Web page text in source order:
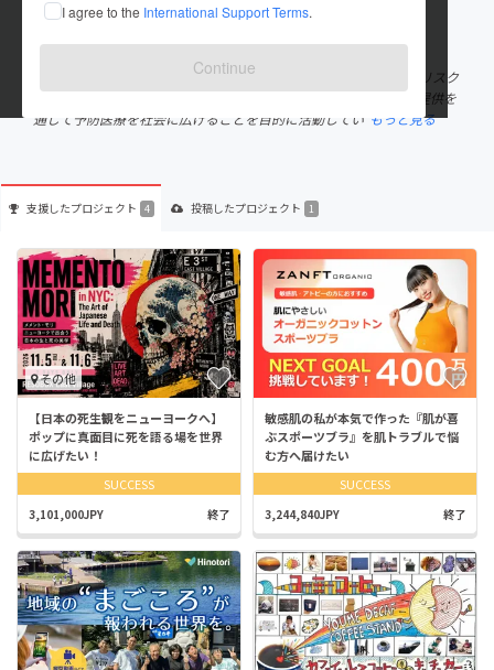
I agree to the International Support Terms.
Continue
在住国：日本 現在地：未設定
出身国：日本 出身地：東京都
NPO法人女性予防医療推進機構は、子宮頸がんや性感染症、不妊リスク
など女性特有の健康課題に対し、正しい知識の普及と検査機会の提供を
通じて予防医療を社会に広げることを目的に活動してい もっと見る
支援したプロジェクト 4 投稿したプロジェクト 1
その他
【日本の死生観をニューヨークへ】
ポップに真面目に死を語る場を世界
に広げたい！
SUCCESS
3,101,000JPY 終了
敏感肌の私が本気で作った『肌が喜
ぶスポーツブラ』を肌トラブルで悩
む方へ届けたい
SUCCESS
3,244,840JPY 終了